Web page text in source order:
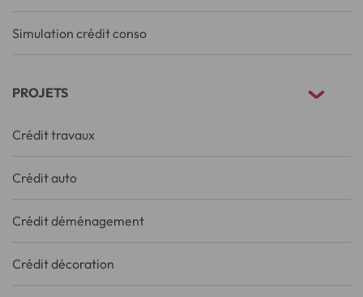
Simulation crédit conso
PROJETS
Crédit travaux
Crédit auto
Crédit déménagement
Crédit décoration